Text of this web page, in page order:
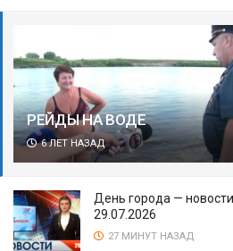
РЕЙДЫ НА ВОДЕ
6 ЛЕТ НАЗАД
День города —
29.07.2026
27 МИНУТ НАЗАД